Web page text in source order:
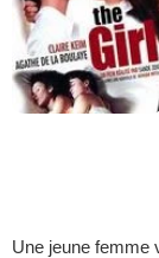
Une jeune femme